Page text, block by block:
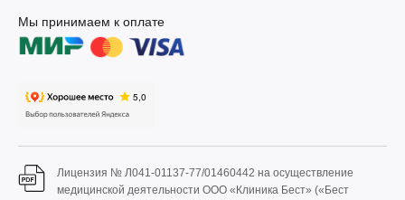
Мы принимаем к оплате
Лицензия № Л041-01137-77/01460442 на осуществление
медицинской деятельности ООО «Клиника Бест» («Бест